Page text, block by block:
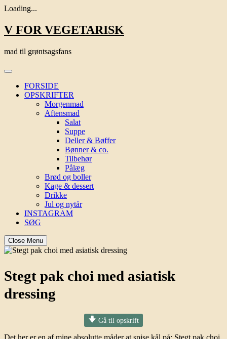
Loading...
Skip
to
V FOR VEGETARISK
mad til grøntsagsfans
FORSIDE
OPSKRIFTER
Morgenmad
Aftensmad
Salat
Suppe
Deller & Bøffer
Bønner & co.
Tilbehør
Pålæg
Brød og boller
Kage & dessert
Drikke
Jul og nytår
INSTAGRAM
SØG
Close Menu
Stegt pak choi med asiatisk
dressing
Gå til opskrift
Det her er en af mine absolutte måder at spise kål på: Stegt pak choi